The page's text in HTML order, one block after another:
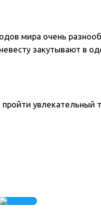
мира очень
закутывают в
пройти увлекательный